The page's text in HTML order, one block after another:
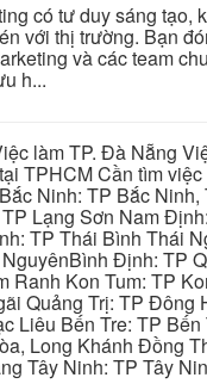
có tư duy sáng tạo,
với thị trường. Bạn
và các team
h...
làm TP. Đà Nẵng
TPHCM Cần tìm
Ninh: TP Bắc
Lạng Sơn Nam
TP Thái Bình Thái
Định:
Kon Tum: TP
Quảng Trị: TP
Liêu Bến Tre: TP
Long Khánh Đồng
Tây Ninh: TP Tây